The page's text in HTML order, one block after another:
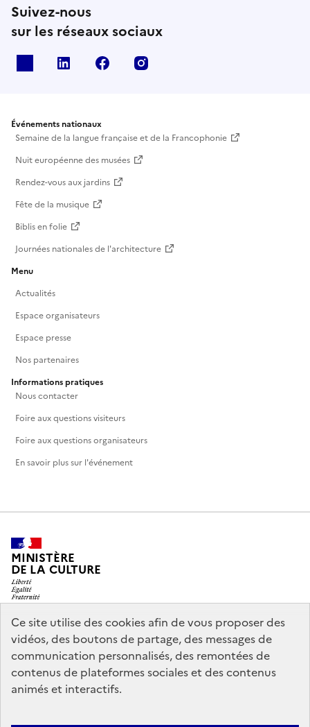
Ce site utilise des cookies afin de vous proposer des
vidéos, des boutons de partage, des messages de
communication personnalisés, des remontées de
contenus de plateformes sociales et des contenus
animés et interactifs.
Suivez-nous
sur les réseaux sociaux
Linkedin Facebook
Événements nationaux
Semaine de la langue française et de la Francophonie
Nuit européenne des musées
Rendez-vous aux jardins
Fête de la musique
Biblis en folie
Journées nationales de l'architecture
Menu
Actualités
Espace organisateurs
Espace presse
Nos partenaires
Informations pratiques
Nous contacter
Foire aux questions visiteurs
Foire aux questions organisateurs
En savoir plus sur l'événement
MINISTÈRE
DE LA CULTURE
legifrance.gouv.fr
info.gouv.fr
service-public.gouv.fr
data.gouv.fr